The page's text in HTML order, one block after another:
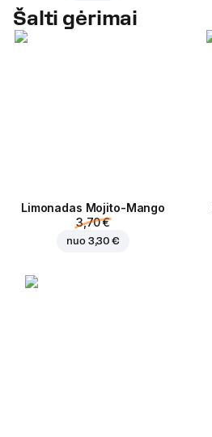
Šalti gėrimai
Limonadas Mojito-Mango
3,70 €
nuo 3,30 €